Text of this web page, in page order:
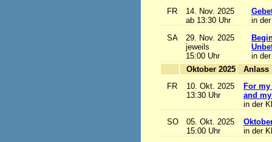
FR
14. Nov. 2025
ab 13:30 Uhr
in
SA
29. Nov. 2025
jeweils
15:00 Uhr
in
Oktober 2025
FR
10. Okt. 2025
13:30 Uhr
For
and
in der
SO
05. Okt. 2025
15:00 Uhr
in der